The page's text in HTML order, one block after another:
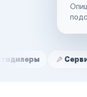
НамСервисные
Маркетплейсы